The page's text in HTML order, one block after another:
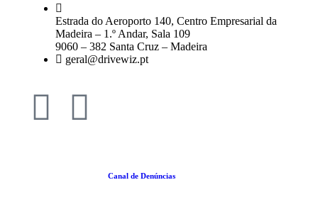
Estrada do Aeroporto 140, Centro Empresarial da
Madeira – 1.º Andar, Sala 109
9060 – 382 Santa Cruz – Madeira
geral@drivewiz.pt
Canal de Denúncias